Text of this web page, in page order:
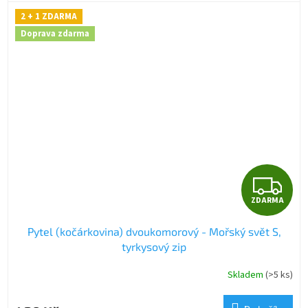
2 + 1 ZDARMA
Doprava zdarma
Z
D
R
M
ZDARMA
Pytel (kočárkovina) dvoukomorový - Mořský svět S,
tyrkysový zip
Skladem (>5 ks)